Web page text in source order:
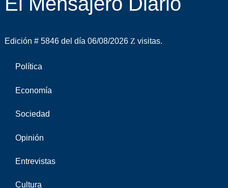
Edición # 5846 del día 06/08/2026 visitas.
Política
Economía
Sociedad
Opinión
Entrevistas
Cultura